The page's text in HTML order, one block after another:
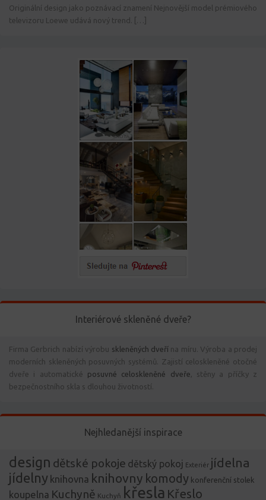
Originální design jako poznávací znamení Nejnovější model prémiového
televizoru Loewe udává nový trend. […]
Interiérové skleněné dveře?
Firma Gerbrich nabízí výrobu skleněných dveří na míru. Výroba a prodej
moderních skleněných posuvných systémů. Zajistí celoskleněné otočné
dveře i automatické posuvné celoskleněné dveře , stěny a příčky z
bezpečnostního skla s dlouhou životností.
Nejhledanější inspirace
design dětské pokoje dětský pokoj Exteriér jídelna
jídelny knihovna knihovny komody konferenční stolek
koupelna Kuchyně Kuchyň křesla Křeslo